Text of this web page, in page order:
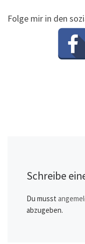
Folge mir in den
Schreibe
Du musst
abzugeben.